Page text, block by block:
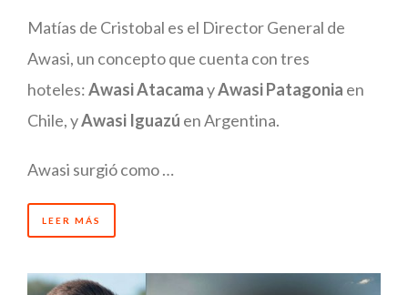
Matías de Cristobal es el Director General de
Awasi, un concepto que cuenta con tres
hoteles:Awasi AtacamayAwasi Patagonia en
Chile, yAwasi Iguazú en Argentina.
Awasi surgió como …
LEER MÁS